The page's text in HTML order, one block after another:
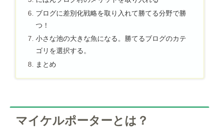
ブログに差別化戦略を取り入れて勝てる分野で勝
つ！
小さな池の大きな魚になる。勝てるブログのカテ
ゴリを選択する。
まとめ
マイケルポーターとは？